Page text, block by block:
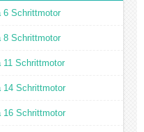
6 Schrittmotor
8 Schrittmotor
11 Schrittmotor
14 Schrittmotor
16 Schrittmotor